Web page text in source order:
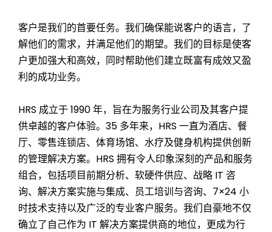
客户是我们的首要任务。我们确保能说客户的语言，了
解他们的需求，并满足他们的期望。我们的目标是使客
户更加强大和高效，同时帮助他们建立既富有成效又盈
利的成功业务。
HRS 成立于 1990 年，旨在为服务行业公司及其客户提
供卓越的客户体验。 35 多年来，HRS 一直为酒店、餐
厅、零售连锁店、体育场馆、水疗及健身机构提供创新
的管理解决方案。HRS 拥有令人印象深刻的产品和服务
组合，包括项目前期分析、软硬件供应、战略 IT 咨
询、解决方案实施与集成、员工培训与咨询、7×24 小
时技术支持以及广泛的专业客户服务。我们自豪地不仅
确立了自己作为 IT 解决方案提供商的地位，更成为行